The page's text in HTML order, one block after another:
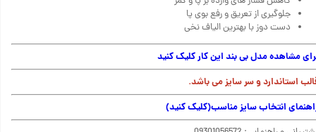
جلوگیری از تعریق و رفع بوی پا
دست دوز با بهترین الیاف نخی
مشاهده مدل بی بند این کار کلیک کنید
استاندارد و سر سایز می باشد.
انتخاب سایز مناسب(کلیک کنید)